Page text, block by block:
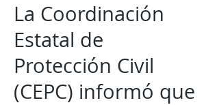
La Coordinación
Estatal de
Protección Civil
(CEPC) informó que